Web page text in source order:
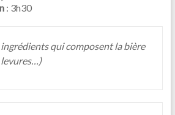
: 3h30
qui composent la bière
levures…)